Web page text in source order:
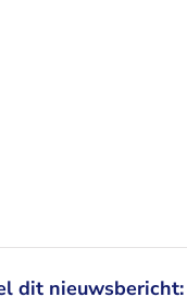
dit nieuwsbericht: